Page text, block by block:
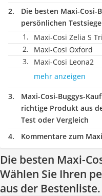
Die besten Maxi-Cosi-
persönlichen
Maxi-Cosi Zelia S
Maxi-Cosi Oxford
Maxi-Cosi Leona2
mehr anzeigen
Maxi-Cosi-Buggys-
richtige Produkt aus
Test oder Vergleich
Kommentare zum
Die besten Maxi-
Wählen Sie Ihren
aus der Bestenliste.